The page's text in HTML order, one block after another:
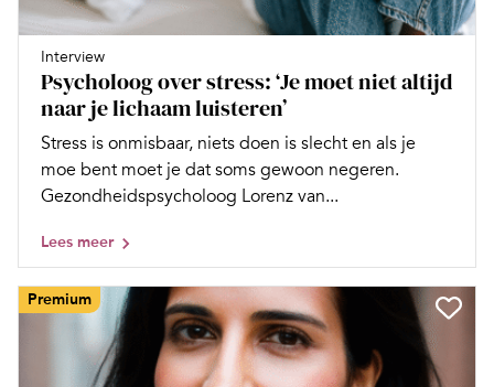
Interview
Psycholoog over stress: ‘Je moet niet altijd
naar je lichaam luisteren’
Stress is onmisbaar, niets doen is slecht en als je
moe bent moet je dat soms gewoon negeren.
Gezondheidspsycholoog Lorenz van...
Lees meer
Premium